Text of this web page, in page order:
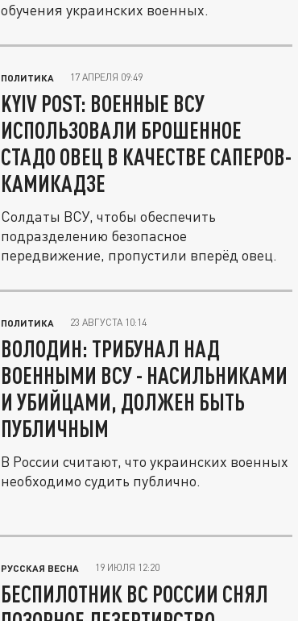
обучения украинских военных.
ПОЛИТИКА 17 АПРЕЛЯ 09:49
KYIV POST: ВОЕННЫЕ ВСУ
ИСПОЛЬЗОВАЛИ БРОШЕННОЕ
СТАДО ОВЕЦ В КАЧЕСТВЕ САПЕРОВ-
КАМИКАДЗЕ
Солдаты ВСУ, чтобы обеспечить
подразделению безопасное
передвижение, пропустили вперёд овец.
ПОЛИТИКА 23 АВГУСТА 10:14
ВОЛОДИН: ТРИБУНАЛ НАД
ВОЕННЫМИ ВСУ - НАСИЛЬНИКАМИ
И УБИЙЦАМИ, ДОЛЖЕН БЫТЬ
ПУБЛИЧНЫМ
В России считают, что украинских военных
необходимо судить публично.
РУССКАЯ ВЕСНА 19 ИЮЛЯ 12:20
БЕСПИЛОТНИК ВС РОССИИ СНЯЛ